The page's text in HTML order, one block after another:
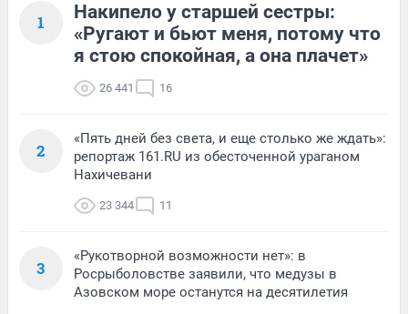
1
Накипело у старшей сестры:
«Ругают и бьют меня, потому что
я стою спокойная, а она плачет»
26 441 16
2
«Пять дней без света, и еще столько же ждать»:
репортаж 161.RU из обесточенной ураганом
Нахичевани
23 344 11
3
«Рукотворной возможности нет»: в
Росрыболовстве заявили, что медузы в
Азовском море останутся на десятилетия